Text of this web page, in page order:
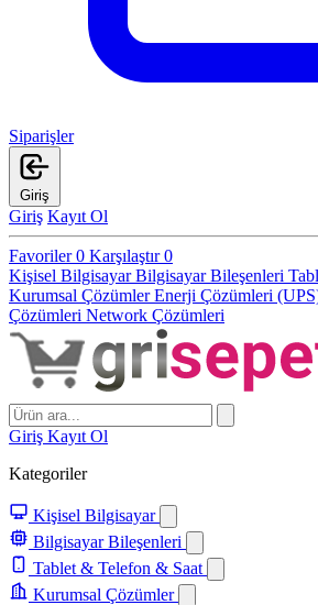
Siparişler
Giriş
Giriş Kayıt Ol
Favoriler0 Karşılaştır0
Kişisel BilgisayarBilgisayar Bileşenleri
Kurumsal ÇözümlerEnerji Çözümleri
Çözümleri Network Çözümleri
Giriş Kayıt Ol
Kategoriler
Kişisel Bilgisayar
Bilgisayar Bileşenleri
Tablet & Telefon & Saat
Kurumsal Çözümler